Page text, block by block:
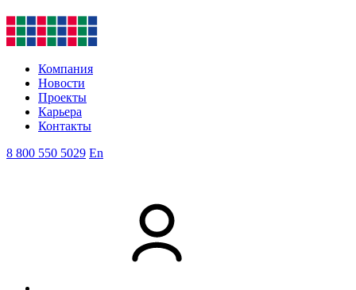
Компания
Новости
Проекты
Карьера
Контакты
8 800 550 5029 En